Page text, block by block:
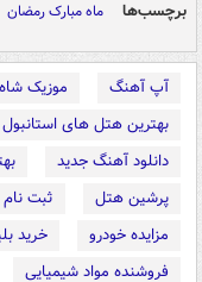
برچسب‌ها ماه مبارک رمضان
آپ آهنگ موزیک شاه
بهترین هتل های استانبول
دانلود آهنگ جدید
پرشین هتل
ثبت نام
مزایده خودرو
خرید
فروشنده مواد شیمیایی